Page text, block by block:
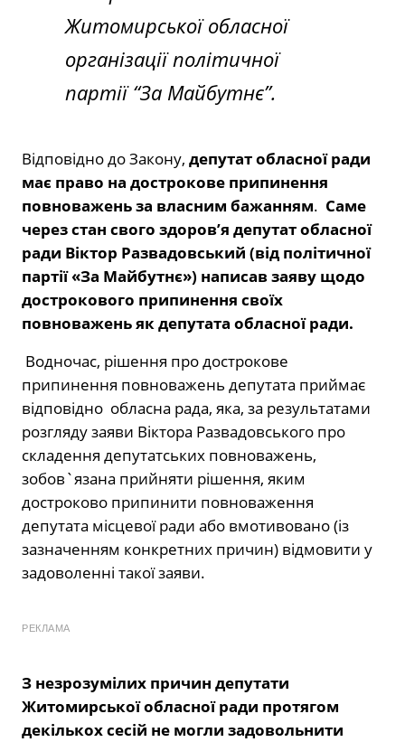
Житомирської обласної
організації політичної
партії “За Майбутнє”.
Відповідно до Закону, депутат обласної ради
має право на дострокове припинення
повноважень за власним бажанням. Саме
через стан свого здоровʼя депутат обласної
ради Віктор Развадовський (від політичної
партії «За Майбутнє») написав заяву щодо
дострокового припинення своїх
повноважень як депутата обласної ради.
Водночас, рішення про дострокове
припинення повноважень депутата приймає
відповідно обласна рада, яка, за результатами
розгляду заяви Віктора Развадовського про
складення депутатських повноважень,
зобов`язана прийняти рішення, яким
достроково припинити повноваження
депутата місцевої ради або вмотивовано (із
зазначенням конкретних причин) відмовити у
задоволенні такої заяви.
РЕКЛАМА
З незрозумілих причин депутати
Житомирської обласної ради протягом
декількох сесій не могли задовольнити